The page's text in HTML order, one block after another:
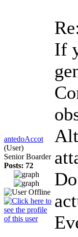
antedoAccot
(User)
Senior Boarder
Posts: 72
If